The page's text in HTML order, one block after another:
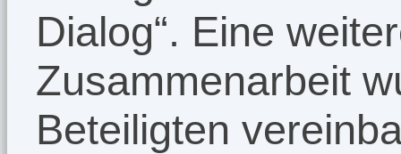
Dialog“. Eine
Zusammenarbeit
Beteiligten